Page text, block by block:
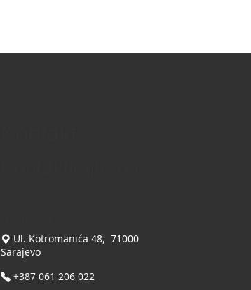
Ul. Kotromanića 48, 71000
Sarajevo
+387 061 206 022